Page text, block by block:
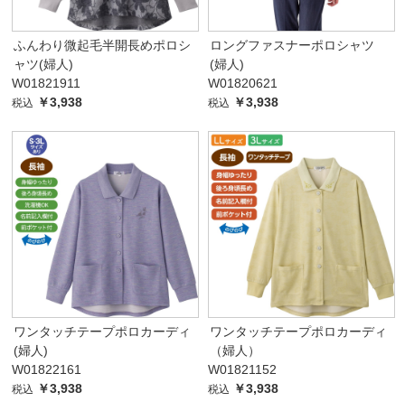
ふんわり微起毛半開長めポロシ
ャツ(婦人)
W01821911
税込 ￥3,938
ロングファスナーポロシャツ
(婦人)
W01820621
税込 ￥3,938
ワンタッチテープポロカーディ
(婦人)
W01822161
税込 ￥3,938
ワンタッチテープポロカーディ
（婦人）
W01821152
税込 ￥3,938